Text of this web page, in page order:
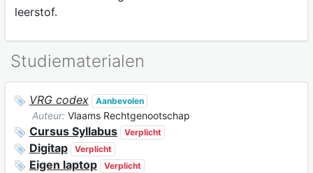
leerstof.
Studiematerialen
VRG codex Aanbevolen
Auteur: Vlaams Rechtgenootschap
Cursus Syllabus Verplicht
Digitap Verplicht
Eigen laptop Verplicht